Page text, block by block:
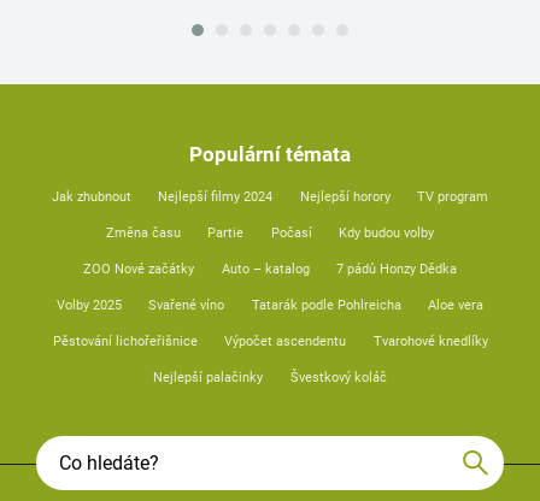
Populární témata
Jak zhubnout Nejlepší filmy 2024 Nejlepší horory TV program
Změna času Partie Počasí Kdy budou volby
ZOO Nové začátky Auto – katalog 7 pádů Honzy Dědka
Volby 2025 Svařené víno Tatarák podle Pohlreicha Aloe vera
Pěstování lichořeřišnice Výpočet ascendentu Tvarohové knedlíky
Nejlepší palačinky Švestkový koláč